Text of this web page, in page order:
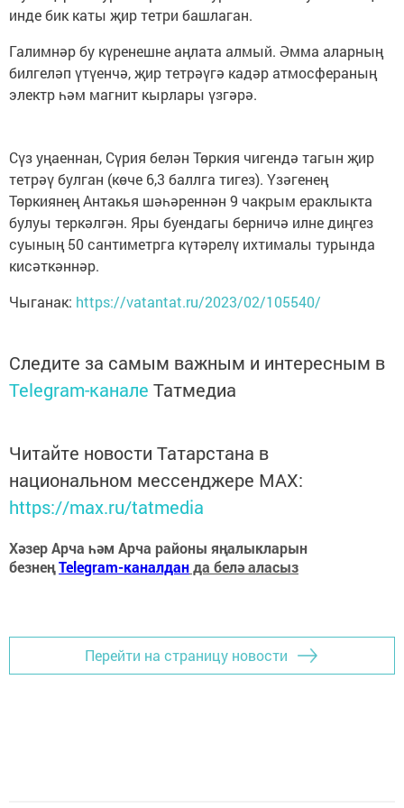
инде бик каты җир тетри башлаган.
Галимнәр бу күренешне аңлата алмый. Әмма аларның
билгеләп үтүенчә, җир тетрәүгә кадәр атмосфераның
электр һәм магнит кырлары үзгәрә.
Сүз уңаеннан, Сүрия белән Төркия чигендә тагын җир
тетрәү булган (көче 6,3 баллга тигез). Үзәгенең
Төркиянең Антакья шәһәреннән 9 чакрым ераклыкта
булуы теркәлгән. Яры буендагы берничә илне диңгез
суының 50 сантиметрга күтәрелү ихтималы турында
кисәткәннәр.
Чыганак: https://vatantat.ru/2023/02/105540/
Следите за самым важным и интересным в
Telegram-канале Татмедиа
Читайте новости Татарстана в
национальном мессенджере MАХ:
https://max.ru/tatmedia
Хәзер Арча һәм Арча районы яңалыкларын
безнеңTelegram-каналданда белә аласыз
Перейти на страницу новости